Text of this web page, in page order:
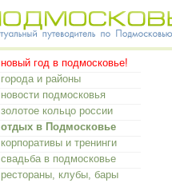
новый год в подмосковье!
города и районы
новости подмосковья
золотое кольцо россии
отдых в Подмосковье
корпоративы и тренинги
свадьба в подмосковье
рестораны, клубы, бары